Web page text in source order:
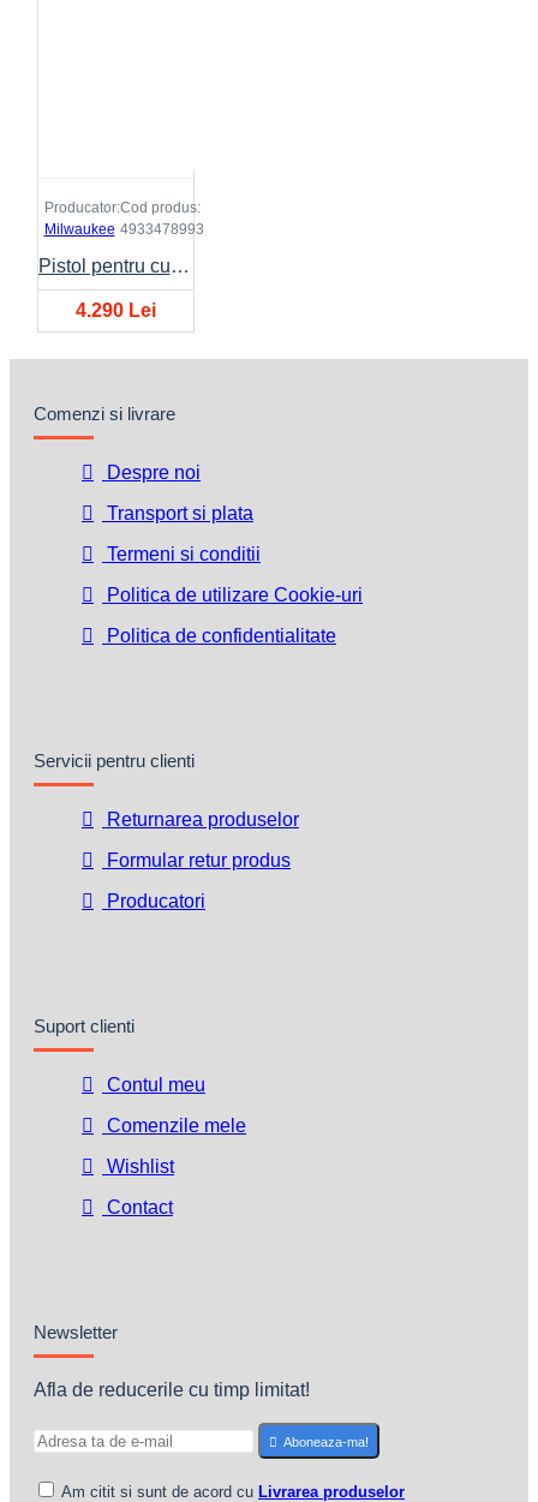
Producator:
Milwaukee
Cod produs:
4933478993
Pistol pentru cuie M18FFN21-0C
4.290 Lei
Comenzi si livrare
Despre noi
Transport si plata
Termeni si conditii
Politica de utilizare Cookie-uri
Politica de confidentialitate
Servicii pentru clienti
Returnarea produselor
Formular retur produs
Producatori
Suport clienti
Contul meu
Comenzile mele
Wishlist
Contact
Newsletter
Afla de reducerile cu timp limitat!
Aboneaza-ma!
Am citit si sunt de acord cu Livrarea produselor